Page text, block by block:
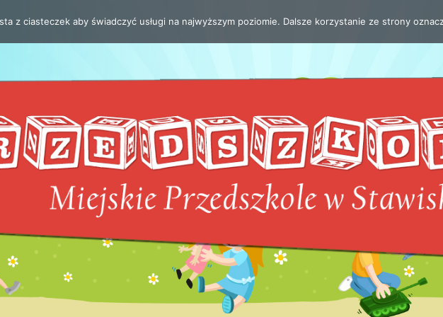
z ciasteczek aby świadczyć usługi na najwyższym poziomie. Dalsze korzystanie ze strony